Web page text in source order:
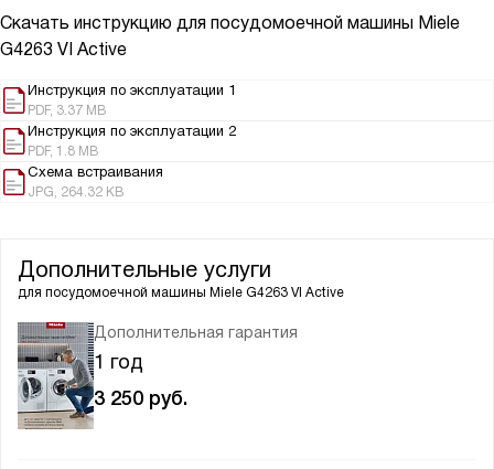
Скачать инструкцию для посудомоечной машины Miele
G4263 VI Active
Инструкция по эксплуатации 1
PDF, 3.37 MB
Инструкция по эксплуатации 2
PDF, 1.8 MB
Схема встраивания
JPG, 264.32 KB
Дополнительные услуги
для посудомоечной машины Miele G4263 VI Active
Дополнительная гарантия
1 год
3 250 руб.